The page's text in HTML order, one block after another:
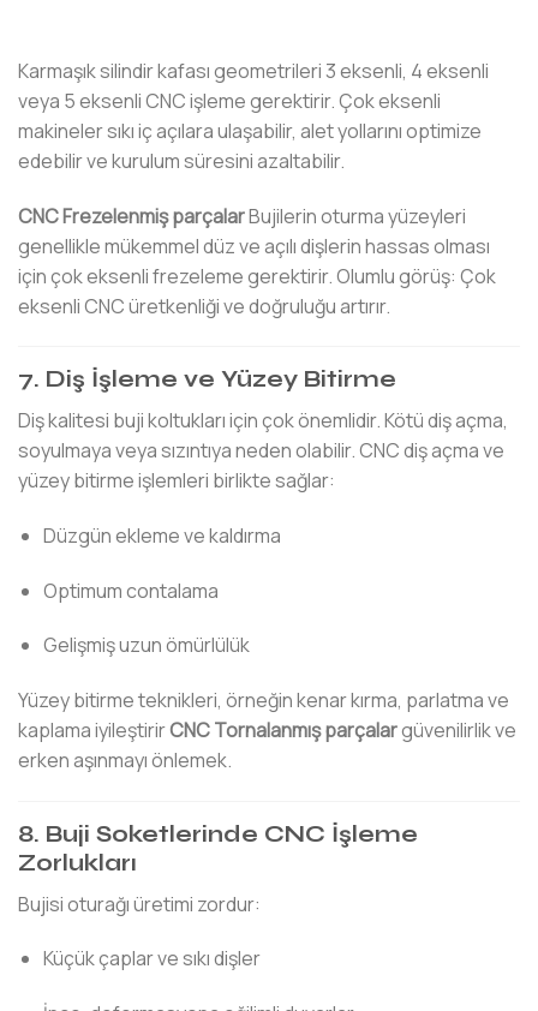
Karmaşık silindir kafası geometrileri 3 eksenli, 4 eksenli
veya 5 eksenli CNC işleme gerektirir. Çok eksenli
makineler sıkı iç açılara ulaşabilir, alet yollarını optimize
edebilir ve kurulum süresini azaltabilir.
CNC Frezelenmiş parçalarBujilerin oturma yüzeyleri
genellikle mükemmel düz ve açılı dişlerin hassas olması
için çok eksenli frezeleme gerektirir. Olumlu görüş: Çok
eksenli CNC üretkenliği ve doğruluğu artırır.
7. Diş İşleme ve Yüzey Bitirme
Diş kalitesi buji koltukları için çok önemlidir. Kötü diş açma,
soyulmaya veya sızıntıya neden olabilir. CNC diş açma ve
yüzey bitirme işlemleri birlikte sağlar:
Düzgün ekleme ve kaldırma
Optimum contalama
Gelişmiş uzun ömürlülük
Yüzey bitirme teknikleri, örneğin kenar kırma, parlatma ve
kaplama iyileştirirCNC Tornalanmış parçalargüvenilirlik ve
erken aşınmayı önlemek.
8. Buji Soketlerinde CNC İşleme
Zorlukları
Bujisi oturağı üretimi zordur:
Küçük çaplar ve sıkı dişler